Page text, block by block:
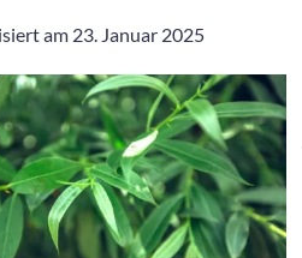
am 23. Januar 2025